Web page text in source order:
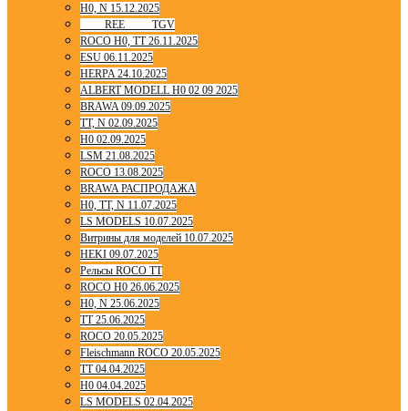
H0, N 15.12.2025
____ REE ____ TGV
ROCO H0, TT 26.11.2025
ESU 06.11.2025
HERPA 24.10.2025
ALBERT MODELL H0 02 09 2025
BRAWA 09.09.2025
TT, N 02.09.2025
H0 02.09.2025
LSM 21.08.2025
ROCO 13.08.2025
BRAWA РАСПРОДАЖА
H0, TT, N 11.07.2025
LS MODELS 10.07.2025
Витрины для моделей 10.07.2025
HEKI 09.07.2025
Рельсы ROCO TT
ROCO H0 26.06.2025
H0, N 25.06.2025
TT 25.06.2025
ROCO 20.05.2025
Fleischmann ROCO 20.05.2025
TT 04.04.2025
H0 04.04.2025
LS MODELS 02.04.2025